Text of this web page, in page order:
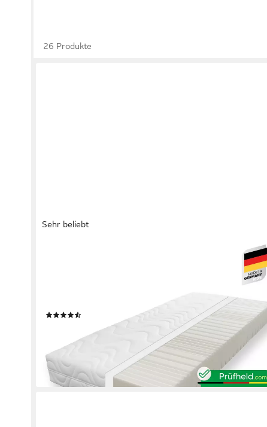
26 Produkte
Sehr beliebt
Kaltschaum-Feeling 90x200 cm, 140x200 cm, 21 cm hoch,
mit**Deutschland Favorit 2024
UVP299,00 €
lieferbar - in 3-4 Werktagen bei dir